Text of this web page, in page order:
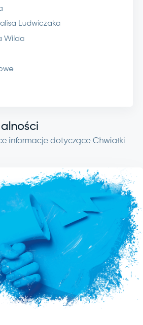
Ludwiczaka
Wilda
informacje dotyczące Chwiałki